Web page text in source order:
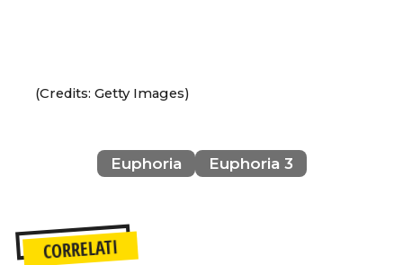
(Credits: Getty Images)
Euphoria Euphoria 3
CORRELATI